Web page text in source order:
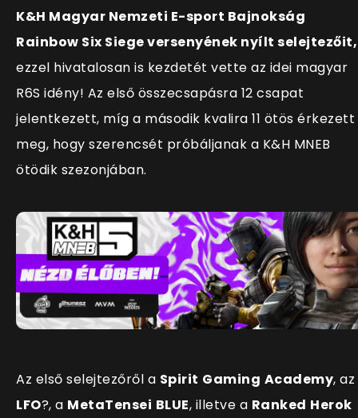
K&H Magyar Nemzeti E-sport Bajnokság
Rainbow Six Siege versenyének nyílt selejtezőit,
ezzel hivatalosan is kezdetét vette az idei magyar
R6S idény! Az első összecsapásra 12 csapat
jelentkezett, míg a második kvalira 11 ötös érkezett
meg, hogy szerencsét próbáljanak a K&H MNEB
ötödik szezonjában.
Az első selejtezőről a Spirit Gaming Academy, az
LFO?, a MetaTensei BLUE, illetve a Ranked Herok